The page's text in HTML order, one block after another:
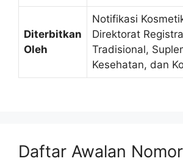
Diterbitkan
Oleh
Notifikasi
Direktorat
Tradisional,
Kesehatan, dan
Daftar Awalan Nomor